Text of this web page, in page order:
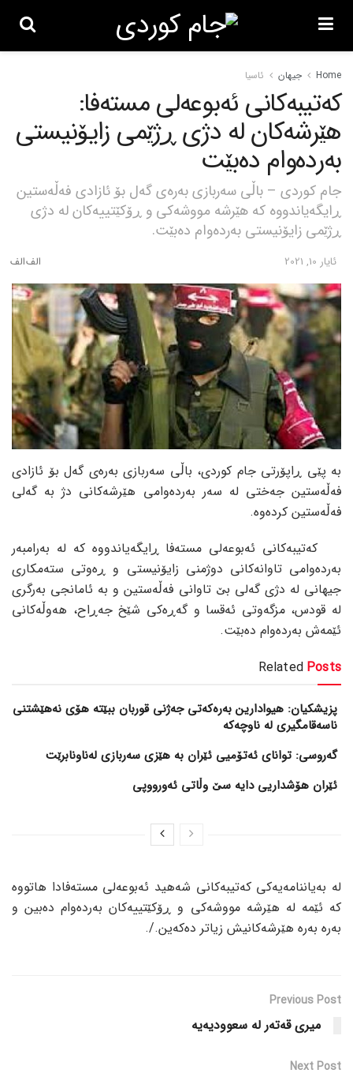
Home جیهان ئاسیا
کەتیبەکانی ئەبوعەلی مستەفا:
هێرشەکان لە دژی ڕژێمی زایۆنیستی
بەردەوام دەبێت
جام کوردی – باڵی سەربازی بەرەی گەل بۆ ئازادی فەڵەستین
ڕایگەیاندووە کە هێرشە مووشەکی و ڕۆکێتییەکان لە دژی
ڕژێمی زایۆنیستی بەردەوام دەبێت.
ئایار 10, 2021
بە پێی ڕاپۆرتی جام کوردی، باڵی سەربازی بەرەی گەل بۆ ئازادی
فەڵەستین جەختی لە سەر بەردەوامی هێرشەکانی دژ بە گەلی
فەڵەستین کردەوە.
کەتیبەکانی ئەبوعەلی مستەفا ڕایگەیاندووە کە لە بەرامبەر
بەردەوامی تاوانەکانی دوژمنی زایۆنیستی و ڕەوتی ستەمکاری
جیهانی لە دژی گەلی بێ تاوانی فەڵەستین و بە ئامانجی بەرگری
لە قودس، مزگەوتی ئەقسا و گەڕەکی شێخ جەڕاح، هەوڵەکانی
ئێمەش بەردەوام دەبێت.
Related Posts
پزیشکیان: هیوادارین بەرەکەتی جەژنی قوربان ببێتە هۆی نەهێشتنی
ناسەقامگیری لە ناوچەکە
گەروسی: توانای ئەتۆمیی ئێران بە هێزی سەربازی لەناونابرێت
ئێران هۆشداریی دایە سێ وڵاتی ئەورووپی
لە بەیاننامەیەکی کەتیبەکانی شەهید ئەبوعەلی مستەفادا هاتووە
کە ئێمە لە هێرشە مووشەکی و ڕۆکێتییەکان بەردەوام دەبین و
بەرە بەرە هێرشەکانیش زیاتر دەکەین./.
Previous Post
میری قەتەر لە سعوودیەیە
Next Post